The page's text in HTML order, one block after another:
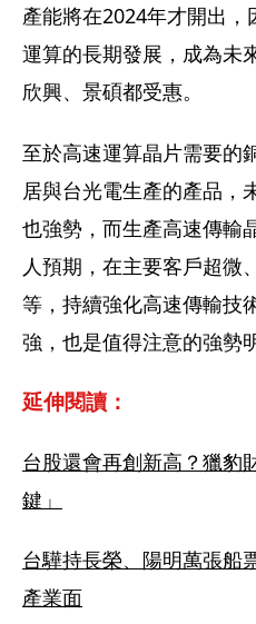
產能將在2024年才開出，
運算的長期發展，成為未
欣興、景碩都受惠。
至於高速運算晶片需要的
居與台光電生產的產品，
也強勢，而生產高速傳輸
人預期，在主要客戶超微
等，持續強化高速傳輸技
強，也是值得注意的強勢
延伸閱讀：
台股還會再創新高？獵豹
鍵」
台驊持長榮、陽明萬張船
產業面